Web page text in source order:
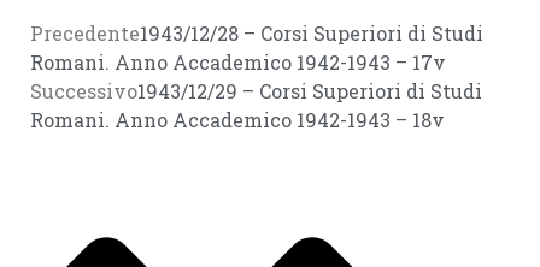
Precedente1943/12/28 – Corsi Superiori di Studi
Romani. Anno Accademico 1942-1943 – 17v
Successivo1943/12/29 – Corsi Superiori di Studi
Romani. Anno Accademico 1942-1943 – 18v